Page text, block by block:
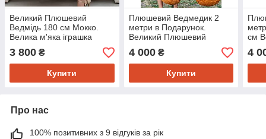
Великий Плюшевий
Ведмідь 180 см Мокко.
Велика м'яка іграшка
3 800 ₴
Купити
Плюшевий Ведмедик 2
метри в Подарунок.
Великий Плюшевий
коричневий. М'яка
іграшка.
4 000₴
Купити
см
4
Про нас
100% позитивних з 9 відгуків за рік